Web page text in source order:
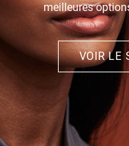
meilleures
VOIR LE